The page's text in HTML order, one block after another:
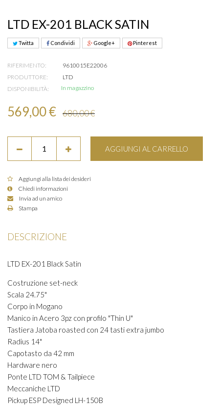
LTD EX-201 BLACK SATIN
Twitta Condividi Google+ Pinterest
RIFERIMENTO:
9610015E22006
PRODUTTORE:
LTD
DISPONIBILITÀ:
In magazzino
569,00 € 680,00 €
AGGIUNGI AL CARRELLO
Aggiungi alla lista dei desideri
Chiedi informazioni
Invia ad un amico
Stampa
DESCRIZIONE
LTD EX-201 Black Satin
Costruzione set-neck
Scala 24.75"
Corpo in Mogano
Manico in Acero 3pz con profilo "Thin U"
Tastiera Jatoba roasted con 24 tasti extra jumbo
Radius 14"
Capotasto da 42 mm
Hardware nero
Ponte LTD TOM & Tailpiece
Meccaniche LTD
Pickup ESP Designed LH-150B